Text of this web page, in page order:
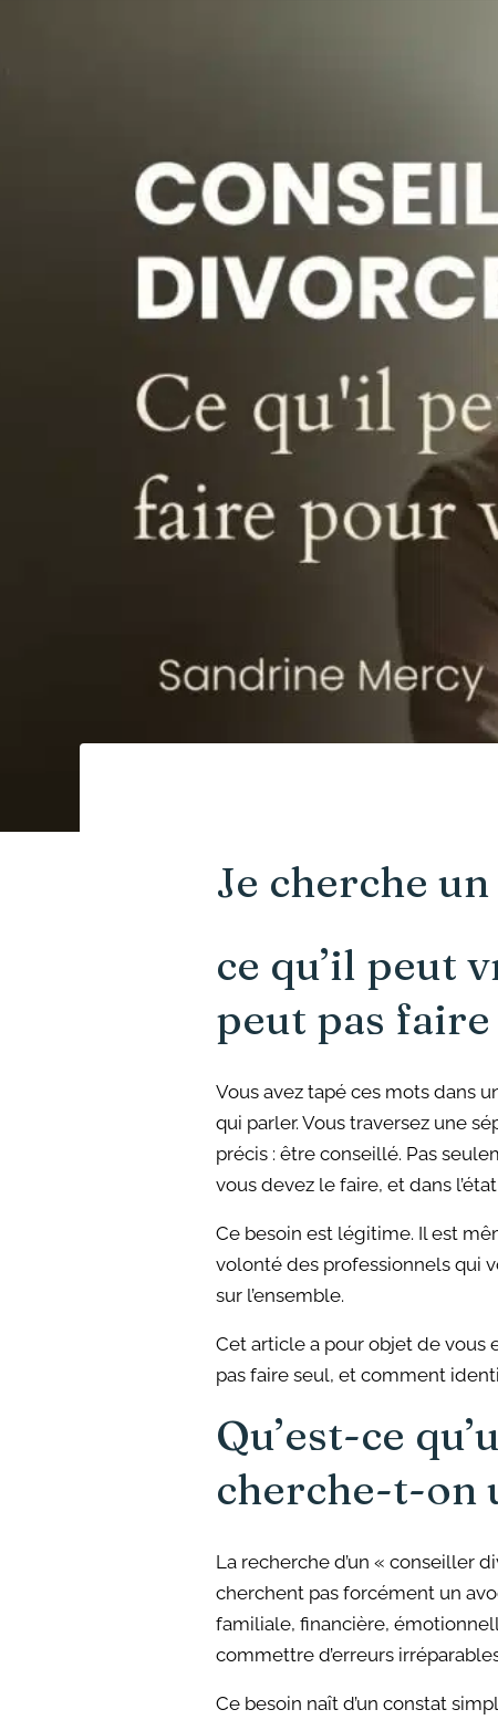
Je cherche
ce qu’il peut
peut pas
Vous avez tapé ces mots dans
qui parler. Vous traversez une
précis : être conseillé. Pas
vous devez le faire, et dans
Ce besoin est légitime. Il est
volonté des professionnels qui
sur l’ensemble.
Cet article a pour objet de vous
pas faire seul, et comment
Qu’est-ce
cherche-t-on
La recherche d’un « conseiller
cherchent pas forcément un
familiale, financière,
commettre d’erreurs
Ce besoin naît d’un constat